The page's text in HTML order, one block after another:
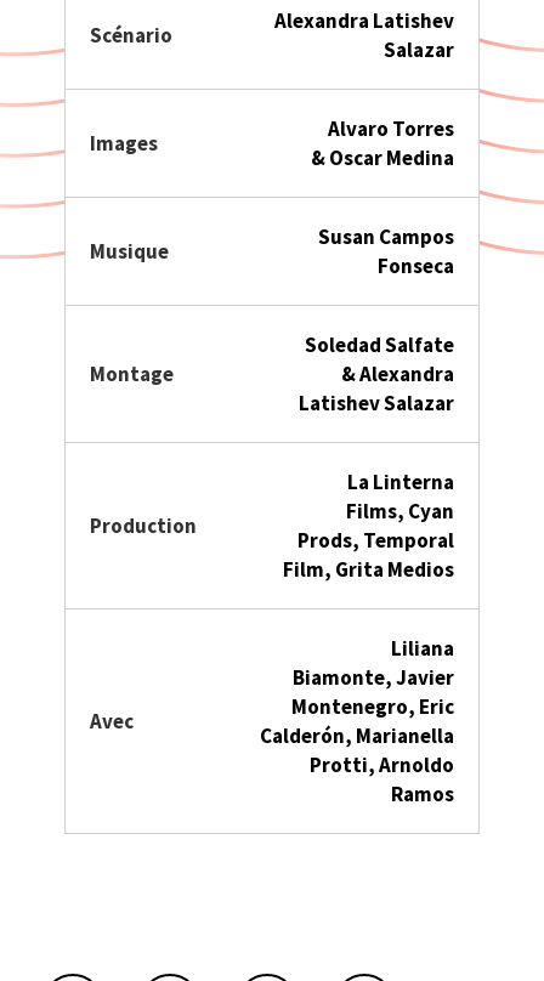
Scénario
Alexandra Latishev
Salazar
Images
Alvaro Torres
&Oscar Medina
Musique
Susan Campos
Fonseca
Montage
Soledad Salfate
&Alexandra
Latishev Salazar
Production
La Linterna
Films, Cyan
Prods, Temporal
Film, Grita Medios
Avec
Liliana
Biamonte,Javier
Montenegro, Eric
Calderón, Marianella
Protti,Arnoldo
Ramos